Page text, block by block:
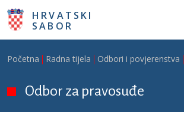
Skoči na glavni sadržaj
HRVATSKI
SABOR
Breadcrumb
Početna Radna tijela Odbori i povjerenstva
Odbor za pravosuđe